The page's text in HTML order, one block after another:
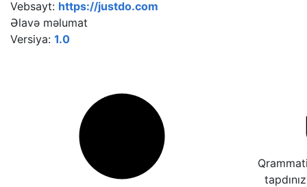
Vebsayt: https://justdo.com
Əlavə məlumat
Versiya: 1.0